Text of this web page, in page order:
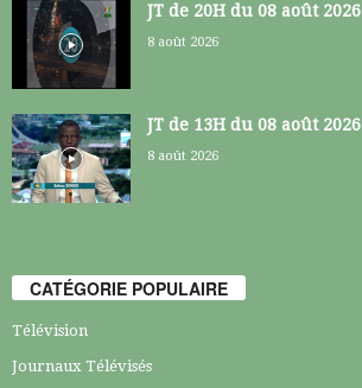
JT de 20H du 08 août 2026
8 août 2026
JT de 13H du 08 août 2026
8 août 2026
CATÉGORIE POPULAIRE
Télévision
Journaux Télévisés